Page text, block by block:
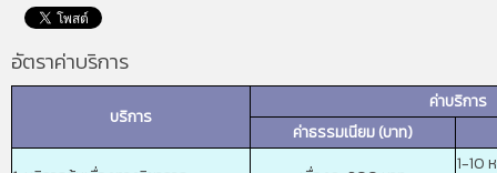
อัตราค่าบริการ
บริการ
ค่าบริการ
ค่าธรรมเนียม (บาท)
1-10